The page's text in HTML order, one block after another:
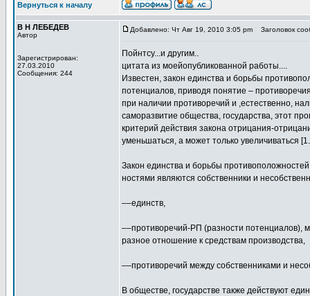
Вернуться к началу
В Н ЛЕБЕДЕВ
Автор
Зарегистрирован:
27.03.2010
Сообщения: 244
Добавлено: Чт Авг 19, 2010 3:05 pm Заголовок
Пойнтсу...и другим..
цитата из моейопубликованной работы....
Известен, закон единства и борьбы
потенциалов, приводя понятие –
при наличии противоречий и ,естественно,
саморазвитие общества, государства, этот
критерий действия закона отрицания-
уменьшаться, а может только увеличиваться
Закон единства и борьбы
ностями являются собственники и
––единств,
––противоречий-РП (разности потенциалов),
разное отношение к средствам производства,
––противоречий между собственниками и
В обществе, государстве также действуют